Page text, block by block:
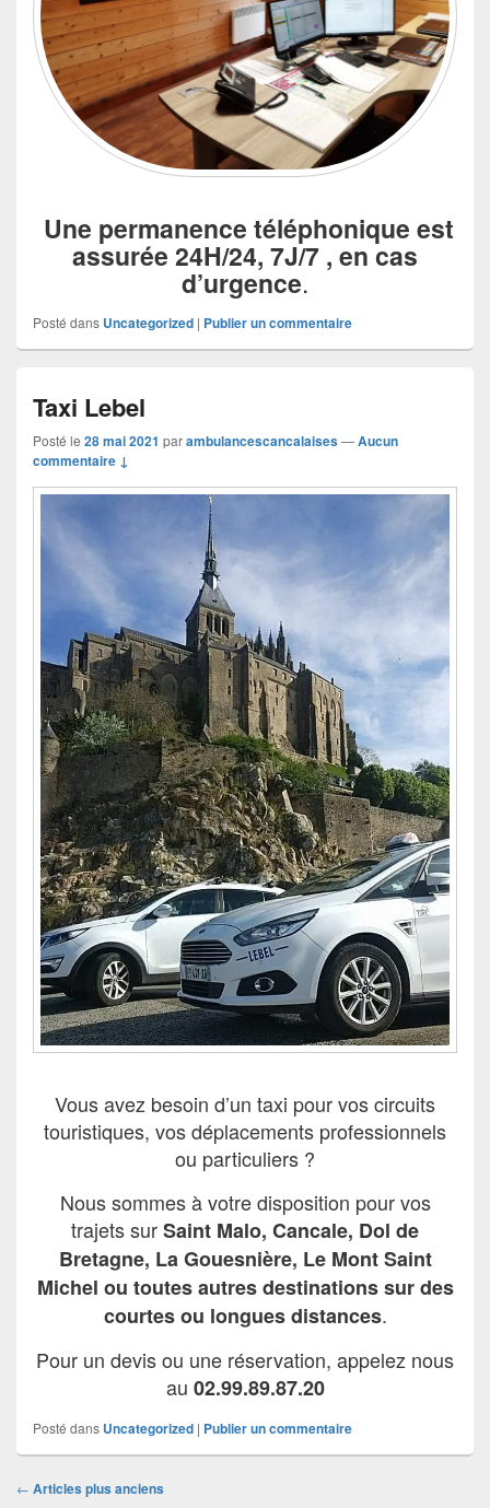
Une permanence téléphonique est
assurée 24H/24, 7J/7 , en cas
d’urgence.
Posté dans Uncategorized | Publier un commentaire
Taxi Lebel
Posté le 28 mai 2021 parambulancescancalaises—Aucun
commentaire ↓
Vous avez besoin d’un taxi pour vos circuits
touristiques, vos déplacements professionnels
ou particuliers ?
Nous sommes à votre disposition pour vos
trajets surSaint Malo, Cancale, Dol de
Bretagne, La Gouesnière, Le Mont Saint
Michel ou toutes autres destinations sur des
courtes ou longues distances.
Pour un devis ou une réservation, appelez nous
au 02.99.89.87.20
Posté dans Uncategorized | Publier un commentaire
Navigation
← Articles plus anciens